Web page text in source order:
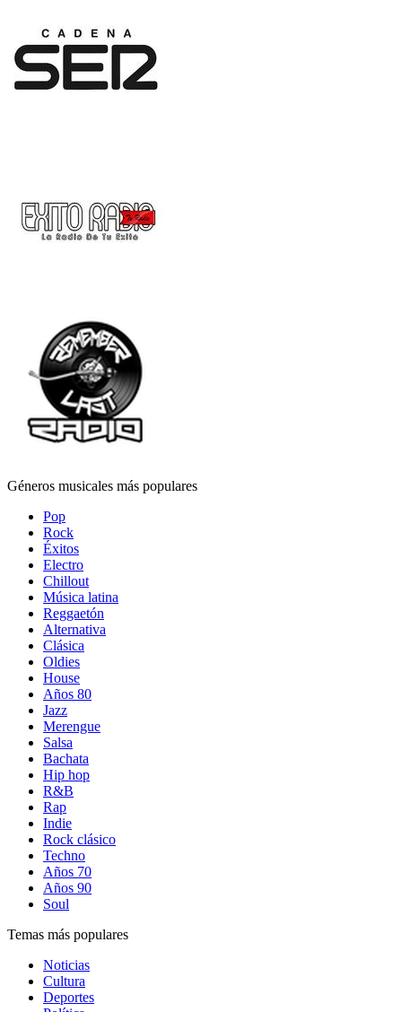
Géneros musicales más populares
Pop
Rock
Éxitos
Electro
Chillout
Música latina
Reggaetón
Alternativa
Clásica
Oldies
House
Años 80
Jazz
Merengue
Salsa
Bachata
Hip hop
R&B
Rap
Indie
Rock clásico
Techno
Años 70
Años 90
Soul
Temas más populares
Noticias
Cultura
Deportes